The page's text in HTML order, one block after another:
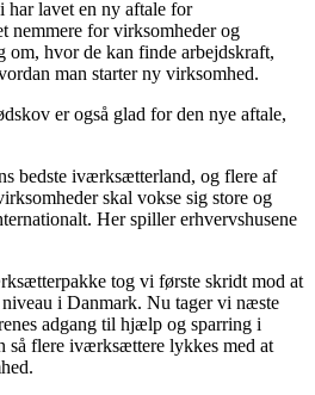
har lavet en ny aftale for
nemmere for virksomheder og
hvor de kan finde arbejdskraft,
man starter ny virksomhed.
er også glad for den nye aftale,
bedste iværksætterland, og flere af
skal vokse sig store og
Her spiller erhvervshusene
tog vi første skridt mod at
i Danmark. Nu tager vi næste
adgang til hjælp og sparring i
så flere iværksættere lykkes med at